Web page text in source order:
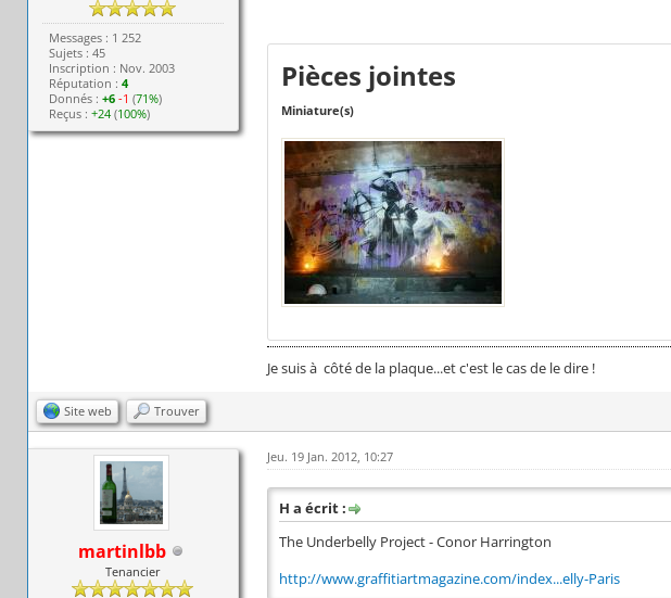
Messages : 1 252
Sujets : 45
Inscription : Nov. 2003
Réputation : 4
Donnés : +6 -1 (71%)
Reçus : +24(100%)
Pièces jointes
Miniature(s)
Je suis à côté de la plaque...et c'est le cas de le dire !
Site web Trouver
martinlbb
Tenancier
Jeu. 19 Jan. 2012, 10:27
H a écrit :
The Underbelly Project - Conor Harrington
http://www.graffitiartmagazine.com/index...elly-Paris